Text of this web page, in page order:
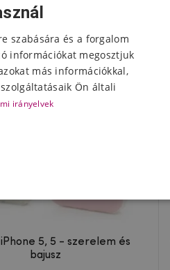
5, 5 - szerelem és
bajusz
szabására és a forgalom
információkat megosztjuk
más információkkal,
Ön általi
irányelvek